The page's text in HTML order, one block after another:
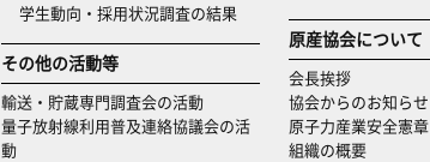
学生動向・採用状況調査の結果
その他の活動等
輸送・貯蔵専門調査会の活動
量子放射線利用普及連絡協議会の活
動
原産協会について
会長挨拶
協会からのお知らせ
原子力産業安全憲章
組織の概要